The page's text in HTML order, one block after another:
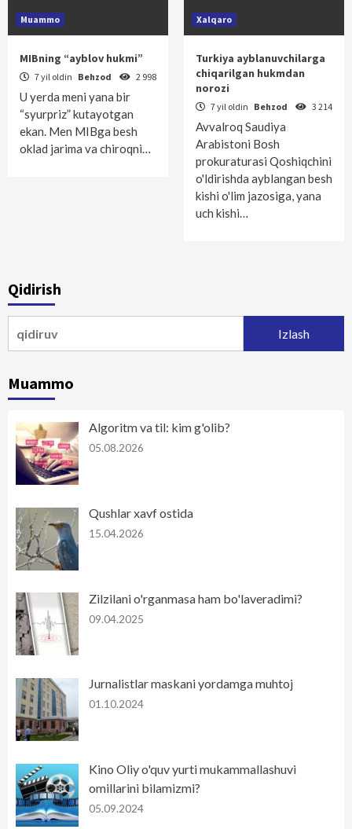
Muammo
MIBning “ayblov hukmi”
7 yil oldin Behzod 2 998
U yerda meni yana bir
“syurpriz” kutayotgan
ekan. Men MIBga besh
oklad jarima va chiroqni…
Xalqaro
Turkiya ayblanuvchilarga
chiqarilgan hukmdan
norozi
7 yil oldin Behzod 3 214
Avvalroq Saudiya
Arabistoni Bosh
prokuraturasi Qoshiqchini
o'ldirishda ayblangan besh
kishi o'lim jazosiga, yana
uch kishi…
Qidirish
Muammo
Algoritm va til: kim g'olib?
05.08.2026
Qushlar xavf ostida
15.04.2026
Zilzilani o'rganmasa ham bo'laveradimi?
09.04.2025
Jurnalistlar maskani yordamga muhtoj
01.10.2024
Kino Oliy o'quv yurti mukammallashuvi
omillarini bilamizmi?
05.09.2024